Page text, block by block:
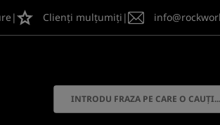
| Clienți mulțumiți |